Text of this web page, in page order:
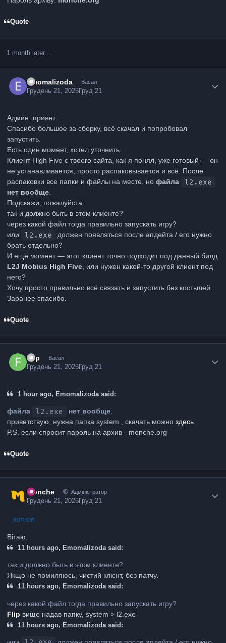
Quote
1 month later...
Emomalizoda Васал
Грудень 21, 2025 Груд 21
Админ, привет.
Спасибо большое за сборку, всё скачал и попробовал
запустить.
Есть один момент, хотел уточнить.
Клиент High Five с твоего сайта, как я понял, уже готовый — он
не устанавливается, просто распаковывается и всё. После
распаковки все папки и файлы на месте, но файла l2.exe
нет вообще.
Подскажи, пожалуйста:
так и должно быть в этом клиенте?
через какой файл тогда правильно запускать игру?
или
l2.exe
должен появляться после апдейта / его нужно
брать отдельно?
И ещё момент — этот клиент точно подходит под данный билд
L2J Mobius High Five, или нужен какой-то другой клиент под
него?
Хочу просто правильно всё связать и запустить без костылей.
Заранее спасибо.
Quote
Flip Васал
Грудень 21, 2025 Груд 21
1 hour ago, Emomalizoda said:
файла l2.exe нет вообще.
приветствую, нужна папка system , скачать можно здесь
P.S. если спросит пароль на архив - monche.org
Quote
Monche Адміністратор
Грудень 21, 2025 Груд 21
AUTHOR
Вітаю,
11 hours ago, Emomalizoda said:
так и должно быть в этом клиенте?
Якщо не помиляюсь, чистий клієнт, без патчу.
11 hours ago, Emomalizoda said:
через какой файл тогда правильно запускать игру?
Flip вище надав папку, system > l2.exe
11 hours ago, Emomalizoda said: